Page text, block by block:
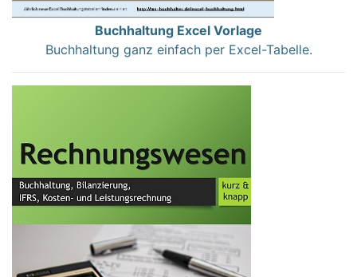
Buchhaltung Excel Vorlage
Buchhaltung ganz einfach per Excel-Tabelle.